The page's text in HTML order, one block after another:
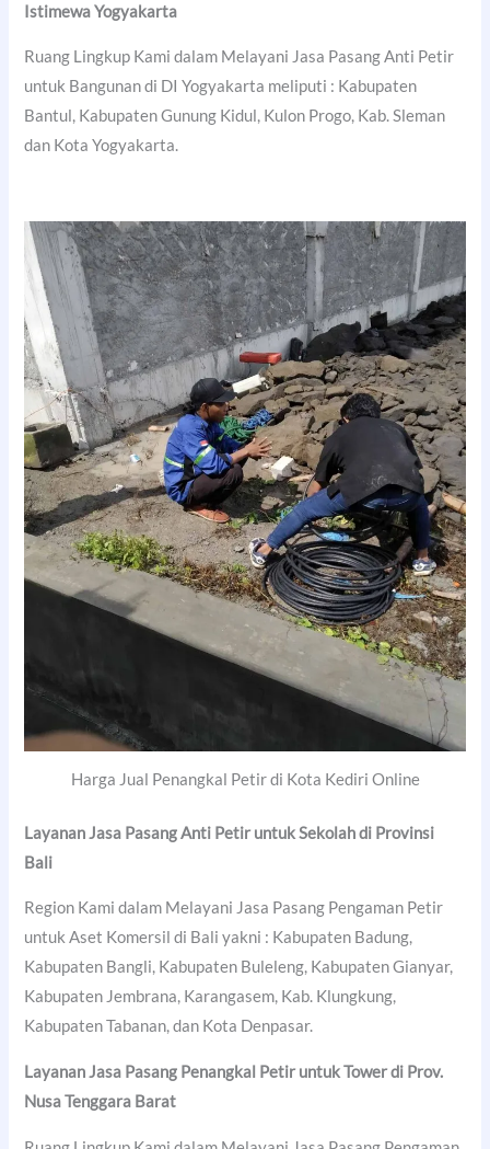
Istimewa Yogyakarta
Ruang Lingkup Kami dalam Melayani Jasa Pasang Anti Petir
untuk Bangunan di DI Yogyakarta meliputi : Kabupaten
Bantul, Kabupaten Gunung Kidul, Kulon Progo, Kab. Sleman
dan Kota Yogyakarta.
Harga Jual Penangkal Petir di Kota Kediri Online
Layanan Jasa Pasang Anti Petir untuk Sekolah di Provinsi
Bali
Region Kami dalam Melayani Jasa Pasang Pengaman Petir
untuk Aset Komersil di Bali yakni : Kabupaten Badung,
Kabupaten Bangli, Kabupaten Buleleng, Kabupaten Gianyar,
Kabupaten Jembrana, Karangasem, Kab. Klungkung,
Kabupaten Tabanan, dan Kota Denpasar.
Layanan Jasa Pasang Penangkal Petir untuk Tower di Prov.
Nusa Tenggara Barat